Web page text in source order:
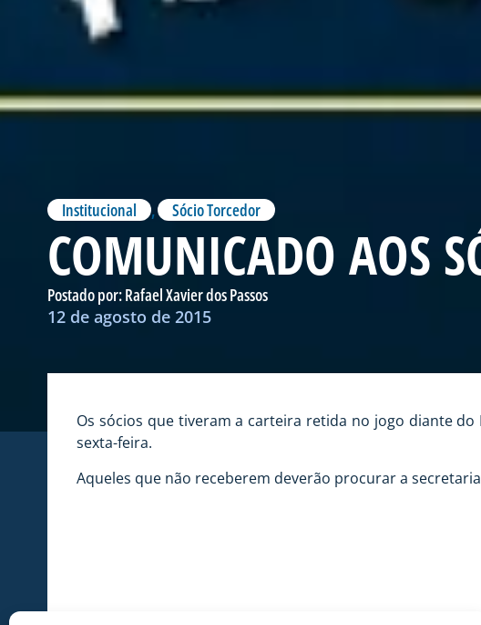
Institucional , Sócio Torcedor
COMUNICADO AOS
Postado por:Rafael Xavier dos Passos
12 de agosto de 2015
Os sócios que tiveram a carteira retida no jogo diante
sexta-feira.
Aqueles que não receberem deverão procurar a